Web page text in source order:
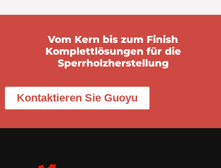
Vom Kern bis zum Finish
Komplettlösungen für die
Sperrholzherstellung
Kontaktieren Sie Guoyu